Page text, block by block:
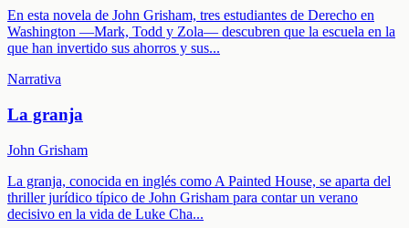
En esta novela de John Grisham, tres estudiantes de Derecho en
Washington —Mark, Todd y Zola— descubren que la escuela en la
que han invertido sus ahorros y sus...
Narrativa
La granja
John Grisham
La granja, conocida en inglés como A Painted House, se aparta del
thriller jurídico típico de John Grisham para contar un verano
decisivo en la vida de Luke Cha...